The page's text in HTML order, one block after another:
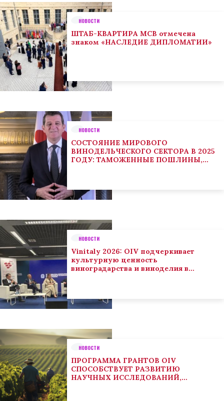
НОВОСТИ
ШТАБ-КВАРТИРА МСВ отмечена
знаком «НАСЛЕДИЕ ДИПЛОМАТИИ»
НОВОСТИ
СОСТОЯНИЕ МИРОВОГО
ВИНОДЕЛЬЧЕСКОГО СЕКТОРА В 2025
ГОДУ: ТАМОЖЕННЫЕ ПОШЛИНЫ,
НОВОСТИ
Vinitaly 2026: OIV подчеркивает
культурную ценность
виноградарства и виноделия в
НОВОСТИ
ПРОГРАММА ГРАНТОВ OIV
СПОСОБСТВУЕТ РАЗВИТИЮ
НАУЧНЫХ ИССЛЕДОВАНИЙ,